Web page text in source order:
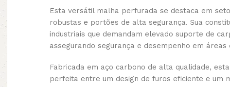
Esta versátil malha perfurada se destaca em
robustas e portões de alta segurança. Sua
industriais que demandam elevado suporte de
assegurando segurança e desempenho em
Fabricada em aço carbono de alta qualidade,
perfeita entre um design de furos eficiente e um